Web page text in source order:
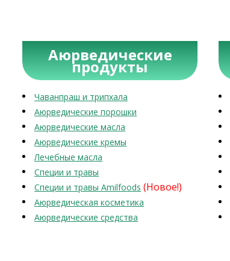
Аюрведические
продукты
Чаванпраш и трипхала
Аюрведические порошки
Аюрведические масла
Аюрведические кремы
Лечебные масла
Специи и травы
Специи и травы Amilfoods (Новое!)
Аюрведическая косметика
Аюрведические средства